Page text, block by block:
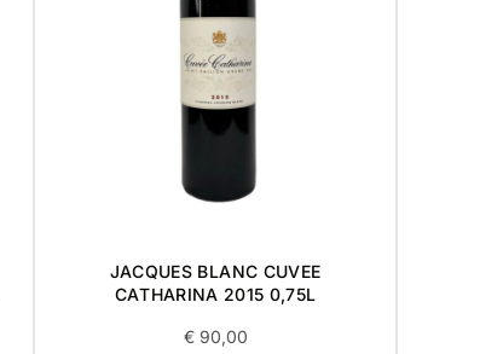
JACQUES BLANC CUVEE
CATHARINA 2015 0,75L
€90,00